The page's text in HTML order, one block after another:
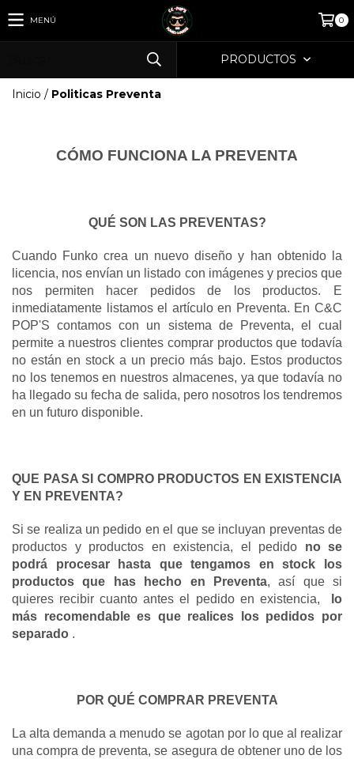
MENÚ 0
PRODUCTOS
Inicio / Politicas Preventa
CÓMO FUNCIONA LA PREVENTA
QUÉ SON LAS PREVENTAS?
Cuando Funko crea un nuevo diseño y han obtenido la
licencia, nos envían un listado con imágenes y precios que
nos permiten hacer pedidos de los productos. E
inmediatamente listamos el artículo en Preventa. En C&C
POP'S contamos con un sistema de Preventa, el cual
permite a nuestros clientes comprar productos que todavía
no están en stock a un precio más bajo. Estos productos
no los tenemos en nuestros almacenes, ya que todavía no
ha llegado su fecha de salida, pero nosotros los tendremos
en un futuro disponible.
QUE PASA SI COMPRO PRODUCTOS EN EXISTENCIA
Y EN PREVENTA?
Si se realiza un pedido en el que se incluyan preventas de
productos y productos en existencia, el pedido no se
podrá procesar hasta que tengamos en stock los
productos que has hecho en Preventa, así que si
quieres recibir cuanto antes el pedido en existencia,
lo
más recomendable es que realices los pedidos por
separado .
POR QUÉ COMPRAR PREVENTA
La alta demanda a menudo se agotan por lo que al realizar
una compra de preventa, se asegura de obtener uno de los